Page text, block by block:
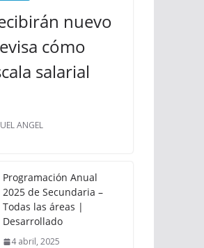
nuevo
cómo
salarial
ANGEL
Programación Anual
2025 de Secundaria –
Todas las áreas |
Desarrollado
4 abril, 2025